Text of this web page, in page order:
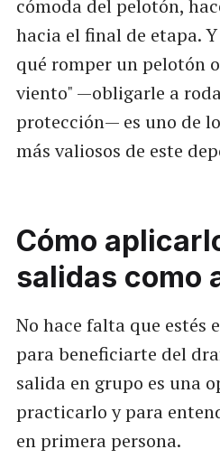
cómoda del pelotón,
hacia el final de etapa.
qué romper un pelotón
viento" —obligarle a
protección— es uno de
más valiosos de este
Cómo
salidas como
No hace falta que estés
para beneficiarte del
salida en grupo es una
practicarlo y para
en primera persona.